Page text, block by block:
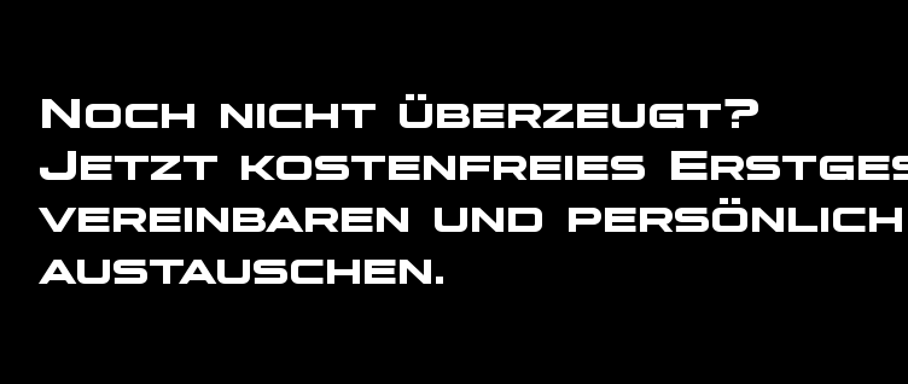
Noch nicht überzeugt?
Jetzt kostenfreies
vereinbaren und
austauschen.